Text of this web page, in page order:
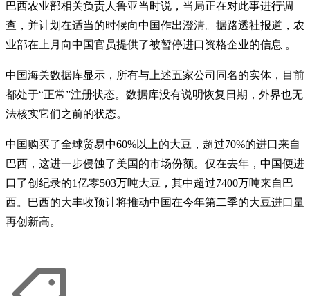
巴西农业部相关负责人鲁亚当时说，当局正在对此事进行调
查，并计划在适当的时候向中国作出澄清。据路透社报道，农
业部在上月向中国官员提供了被暂停进口资格企业的信息 。
中国海关数据库显示，所有与上述五家公司同名的实体，目前
都处于“正常”注册状态。数据库没有说明恢复日期，外界也无
法核实它们之前的状态。
中国购买了全球贸易中60%以上的大豆，超过70%的进口来自
巴西，这进一步侵蚀了美国的市场份额。仅在去年，中国便进
口了创纪录的1亿零503万吨大豆，其中超过7400万吨来自巴
西。巴西的大丰收预计将推动中国在今年第二季的大豆进口量
再创新高。